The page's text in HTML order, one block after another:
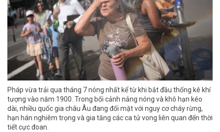
Pháp vừa trải qua tháng 7 nóng nhất kể từ khi bắt đầu thống kê khí
tượng vào năm 1900. Trong bối cảnh nắng nóng và khô hạn kéo
dài, nhiều quốc gia châu Âu đang đối mặt với nguy cơ cháy rừng,
hạn hán nghiêm trọng và gia tăng các ca tử vong liên quan đến thời
tiết cực đoan.